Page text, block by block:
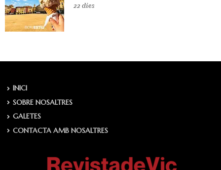
22 dies
INICI
SOBRE NOSALTRES
GALETES
CONTACTA AMB NOSALTRES